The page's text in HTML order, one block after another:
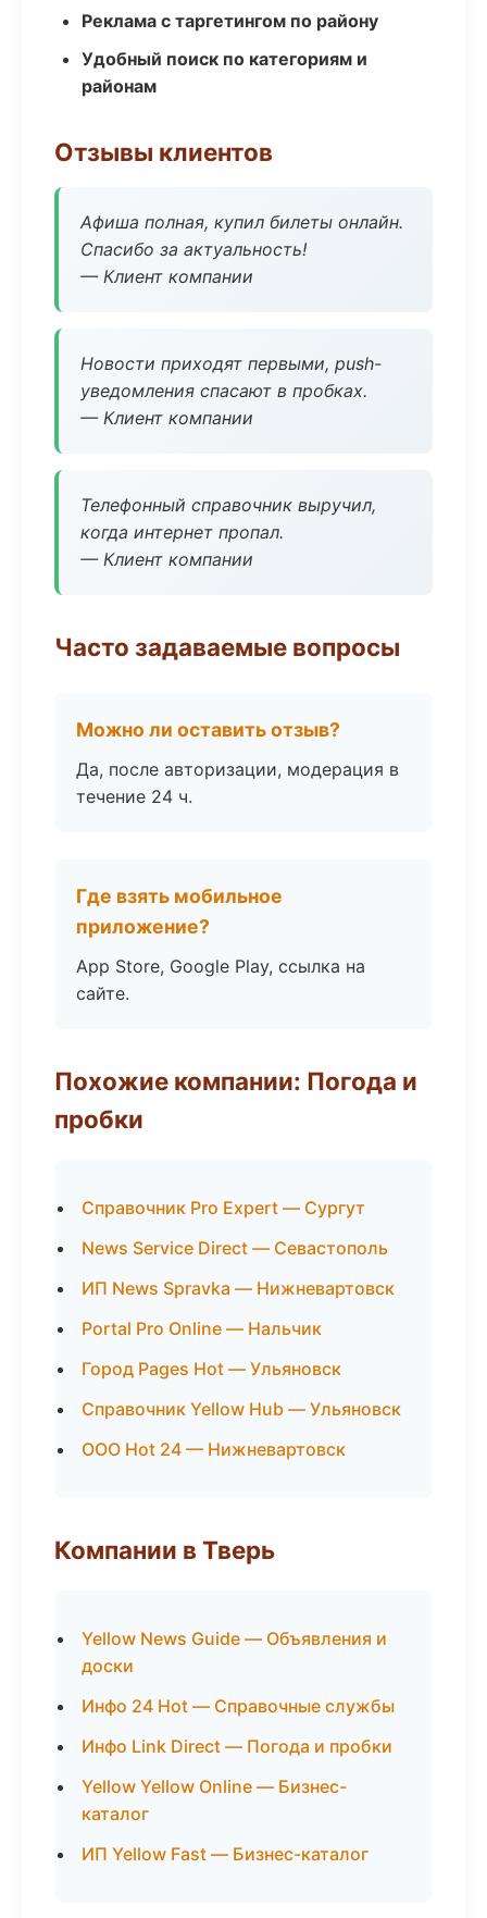
Реклама с таргетингом по району
Удобный поиск по категориям и
районам
Отзывы клиентов
Афиша полная, купил билеты онлайн.
Спасибо за актуальность!
— Клиент компании
Новости приходят первыми, push-
уведомления спасают в пробках.
— Клиент компании
Телефонный справочник выручил,
когда интернет пропал.
— Клиент компании
Часто задаваемые вопросы
Можно ли оставить отзыв?
Да, после авторизации, модерация в
течение 24 ч.
Где взять мобильное
приложение?
App Store, Google Play, ссылка на
сайте.
Похожие компании: Погода и
пробки
Справочник Pro Expert — Сургут
News Service Direct — Севастополь
ИП News Spravka — Нижневартовск
Portal Pro Online — Нальчик
Город Pages Hot — Ульяновск
Справочник Yellow Hub — Ульяновск
ООО Hot 24 — Нижневартовск
Компании в Тверь
Yellow News Guide — Объявления и
доски
Инфо 24 Hot — Справочные службы
Инфо Link Direct — Погода и пробки
Yellow Yellow Online — Бизнес-
каталог
ИП Yellow Fast — Бизнес-каталог